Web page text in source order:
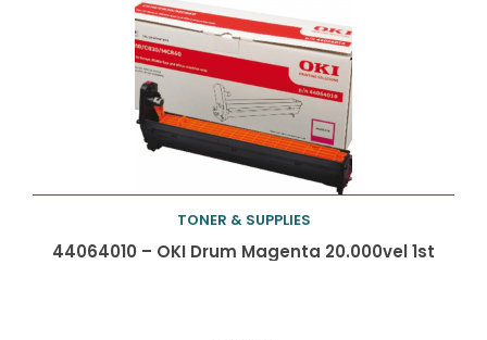
Toevoegen aan
TONER & SUPPLIES
44064010 – OKI Drum Magenta 20.000vel 1st